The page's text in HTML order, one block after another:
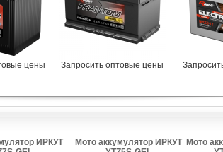
цены Запросить оптовые цены
ИРКУТ
Мото аккумулятор ИРКУТ
Мото